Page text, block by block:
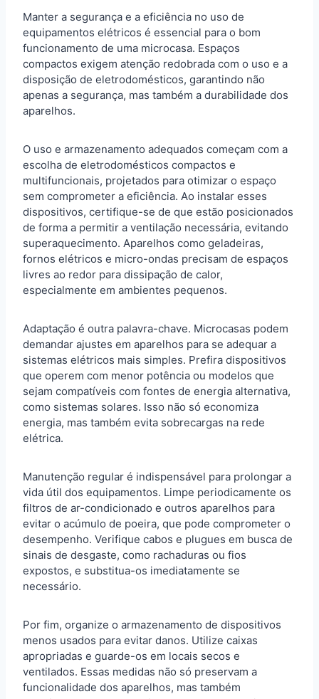
Manter a segurança e a eficiência no uso de
equipamentos elétricos é essencial para o bom
funcionamento de uma microcasa. Espaços
compactos exigem atenção redobrada com o uso e a
disposição de eletrodomésticos, garantindo não
apenas a segurança, mas também a durabilidade dos
aparelhos.
O uso e armazenamento adequados começam com a
escolha de eletrodomésticos compactos e
multifuncionais, projetados para otimizar o espaço
sem comprometer a eficiência. Ao instalar esses
dispositivos, certifique-se de que estão posicionados
de forma a permitir a ventilação necessária, evitando
superaquecimento. Aparelhos como geladeiras,
fornos elétricos e micro-ondas precisam de espaços
livres ao redor para dissipação de calor,
especialmente em ambientes pequenos.
Adaptação é outra palavra-chave. Microcasas podem
demandar ajustes em aparelhos para se adequar a
sistemas elétricos mais simples. Prefira dispositivos
que operem com menor potência ou modelos que
sejam compatíveis com fontes de energia alternativa,
como sistemas solares. Isso não só economiza
energia, mas também evita sobrecargas na rede
elétrica.
Manutenção regular é indispensável para prolongar a
vida útil dos equipamentos. Limpe periodicamente os
filtros de ar-condicionado e outros aparelhos para
evitar o acúmulo de poeira, que pode comprometer o
desempenho. Verifique cabos e plugues em busca de
sinais de desgaste, como rachaduras ou fios
expostos, e substitua-os imediatamente se
necessário.
Por fim, organize o armazenamento de dispositivos
menos usados para evitar danos. Utilize caixas
apropriadas e guarde-os em locais secos e
ventilados. Essas medidas não só preservam a
funcionalidade dos aparelhos, mas também